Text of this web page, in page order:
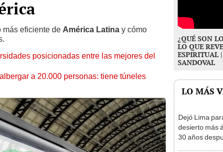
más eficiente de América Latina y cómo
posicionadas entre las mejores del
a 20.000 personas: tiene túneles
¿QUÉ SON
LO QUE
ESPIRITUAL
SANDOVAL
LO MÁS
Dejó Lima
desierto más
30 años